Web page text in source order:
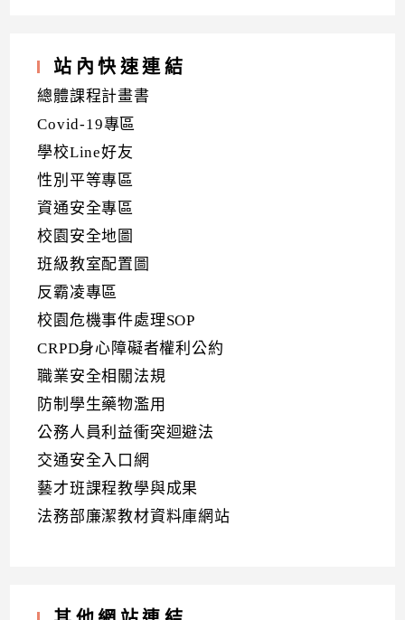
站內快速連結
總體課程計畫書
Covid-19專區
學校Line好友
性別平等專區
資通安全專區
校園安全地圖
班級教室配置圖
反霸凌專區
校園危機事件處理SOP
CRPD身心障礙者權利公約
職業安全相關法規
防制學生藥物濫用
公務人員利益衝突迴避法
交通安全入口網
藝才班課程教學與成果
法務部廉潔教材資料庫網站